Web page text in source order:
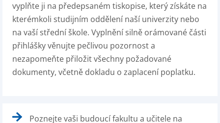
vyplňte ji na předepsaném tiskopise, který získáte na
kterémkoli studijním oddělení naší univerzity nebo
na vaší střední škole. Vyplnění silně orámované části
přihlášky věnujte pečlivou pozornost a
nezapomeňte přiložit všechny požadované
dokumenty, včetně dokladu o zaplacení poplatku.
Poznejte vaši budoucí fakultu a učitele na